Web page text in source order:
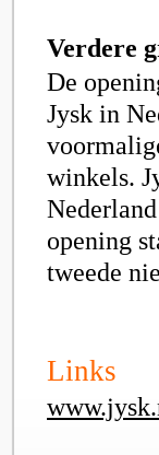
Verdere
De
Jysk in
winkels.
opening
tweede
Links